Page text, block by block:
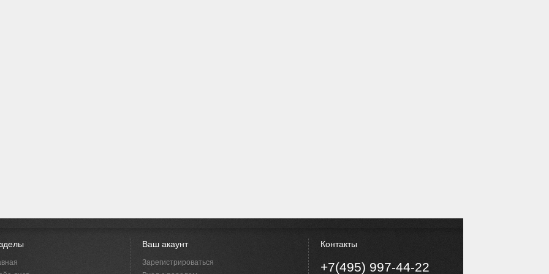
Ваш акаунт
Зарегистрироваться
Контакты
+7(495) 997-44-22